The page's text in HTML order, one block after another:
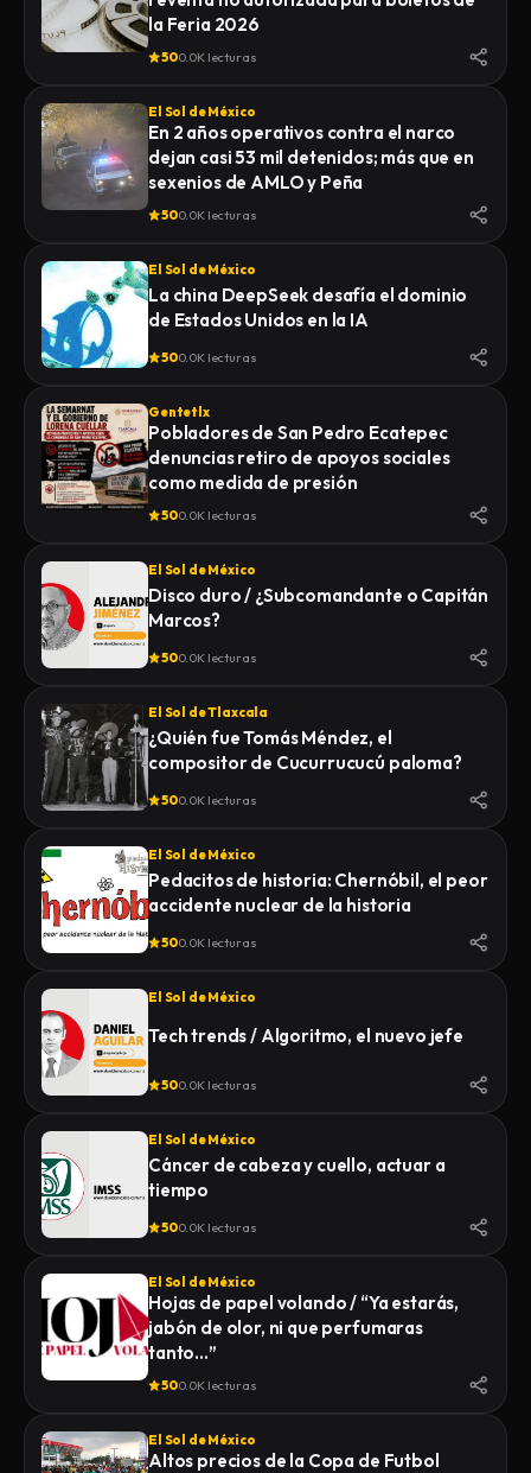
la Feria 2026
500.0K lecturas
El Sol de México
En 2 años operativos contra el narco
dejan casi 53 mil detenidos; más que en
sexenios de AMLO y Peña
500.0K lecturas
El Sol de México
La china DeepSeek desafía el dominio
de Estados Unidos en la IA
500.0K lecturas
Gentetlx
Pobladores de San Pedro Ecatepec
denuncias retiro de apoyos sociales
como medida de presión
500.0K lecturas
El Sol de México
Disco duro / ¿Subcomandante o Capitán
Marcos?
500.0K lecturas
El Sol de Tlaxcala
¿Quién fue Tomás Méndez, el
compositor de Cucurrucucú paloma?
500.0K lecturas
El Sol de México
Pedacitos de historia: Chernóbil, el peor
accidente nuclear de la historia
500.0K lecturas
El Sol de México
Tech trends / Algoritmo, el nuevo jefe
500.0K lecturas
El Sol de México
Cáncer de cabeza y cuello, actuar a
tiempo
500.0K lecturas
El Sol de México
Hojas de papel volando / “Ya estarás,
jabón de olor, ni que perfumaras
tanto…”
500.0K lecturas
El Sol de México
Altos precios de la Copa de Futbol